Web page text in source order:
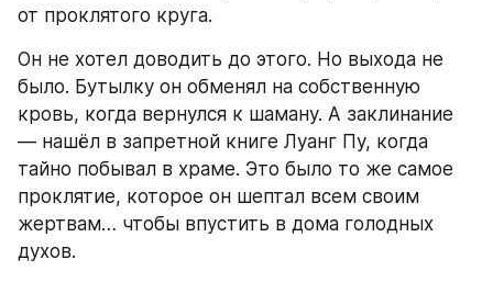
от проклятого круга.
Он не хотел доводить до этого. Но выхода не
было. Бутылку он обменял на собственную
кровь, когда вернулся к шаману. А заклинание
— нашёл в запретной книге Луанг Пу, когда
тайно побывал в храме. Это было то же самое
проклятие, которое он шептал всем своим
жертвам… чтобы впустить в дома голодных
духов.